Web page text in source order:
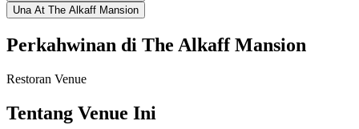
Una At The Alkaff Mansion
Perkahwinan di The Alkaff Mansion
Restoran Venue
Tentang Venue Ini